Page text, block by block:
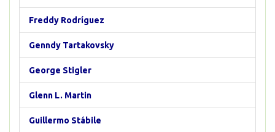
Freddy Rodríguez
Genndy Tartakovsky
George Stigler
Glenn L. Martin
Guillermo Stábile